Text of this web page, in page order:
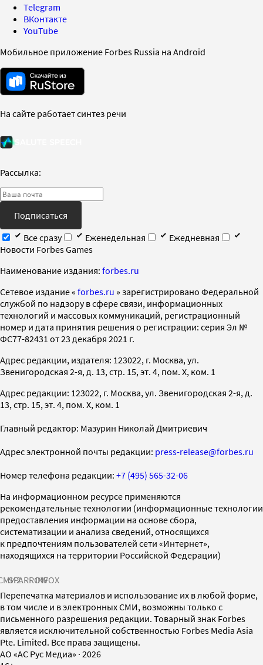
Telegram
ВКонтакте
YouTube
Мобильное приложение Forbes Russia на Android
На сайте работает синтез речи
Рассылка:
Подписаться
Все сразу
Еженедельная
Ежедневная
Новости Forbes Games
Наименование издания: forbes.ru
Cетевое издание « forbes.ru » зарегистрировано Федеральной
службой по надзору в сфере связи, информационных
технологий и массовых коммуникаций, регистрационный
номер и дата принятия решения о регистрации: серия Эл №
ФС77-82431 от 23 декабря 2021 г.
Адрес редакции, издателя: 123022, г. Москва, ул.
Звенигородская 2-я, д. 13, стр. 15, эт. 4, пом. X, ком. 1
Адрес редакции: 123022, г. Москва, ул. Звенигородская 2-я, д.
13, стр. 15, эт. 4, пом. X, ком. 1
Главный редактор: Мазурин Николай Дмитриевич
Адрес электронной почты редакции: press-release@forbes.ru
Номер телефона редакции: +7 (495) 565-32-06
На информационном ресурсе применяются
рекомендательные технологии (информационные технологии
предоставления информации на основе сбора,
систематизации и анализа сведений, относящихся
к предпочтениям пользователей сети «Интернет»,
находящихся на территории Российской Федерации)
SPARROWINFOX
Перепечатка материалов и использование их в любой форме,
в том числе и в электронных СМИ, возможны только с
письменного разрешения редакции. Товарный знак Forbes
является исключительной собственностью Forbes Media Asia
Pte. Limited. Все права защищены.
AO «АС Рус Медиа» · 2026